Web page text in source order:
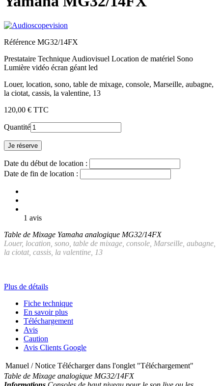
Référence MG32/14FX
Prestataire Technique Audiovisuel Location de matériel Sono
Lumière vidéo écran géant led
Louer, location, sono, table de mixage, console, Marseille, aubagne,
la ciotat, cassis, la valentine, 13
120,00 € TTC
Quantité
Je réserve
Date du début de location :
Date de fin de location :
1 avis
Table de Mixage Yamaha analogique MG32/14FX
Louer, location, sono, table de mixage, console, Marseille, aubagne,
la ciotat, cassis, la valentine, 13
Plus de détails
Fiche technique
En savoir plus
Téléchargement
Avis
Caution
Avis Clients Google
Manuel / Notice Télécharger dans l'onglet "Téléchargement"
Table de Mixage analogique MG32/14FX